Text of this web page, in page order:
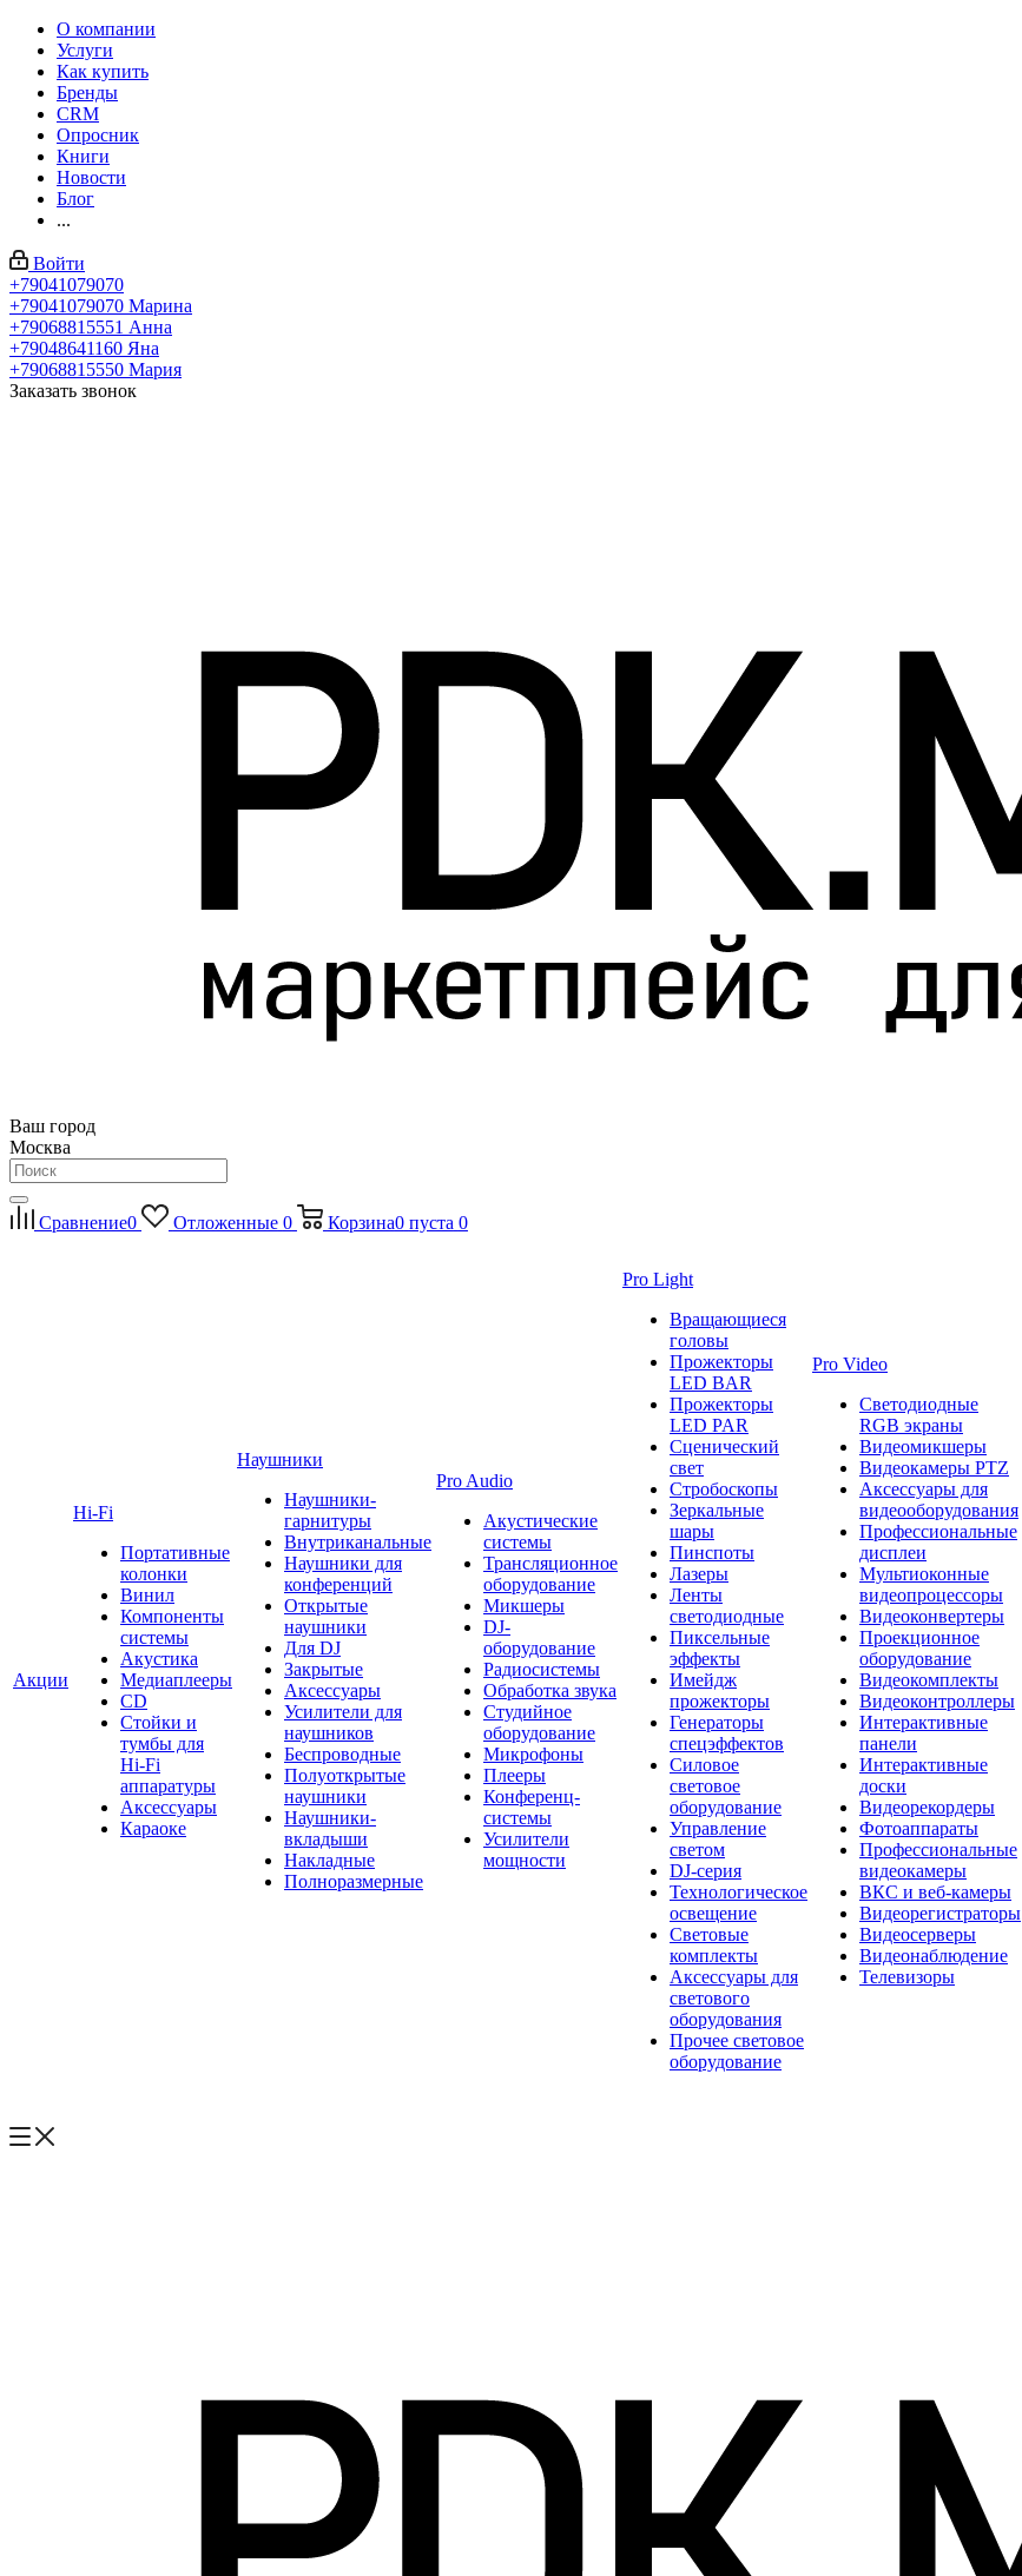
О компании
Услуги
Как купить
Бренды
CRM
Опросник
Книги
Новости
Блог
...
Войти
+79041079070
+79041079070 Марина
+79068815551 Анна
+79048641160 Яна
+79068815550 Мария
Заказать звонок
Ваш город
Москва
Сравнение0 Отложенные 0 Корзина0 пуста 0
Акции
Hi-Fi
Портативные
колонки
Винил
Компоненты
системы
Акустика
Медиаплееры
CD
Стойки и
тумбы для
Hi-Fi
аппаратуры
Аксессуары
Караоке
Наушники
Наушники-
гарнитуры
Внутриканальные
Наушники для
конференций
Открытые
наушники
Для DJ
Закрытые
Аксессуары
Усилители для
наушников
Беспроводные
Полуоткрытые
наушники
Наушники-
вкладыши
Накладные
Полноразмерные
Pro Audio
Акустические
системы
Трансляционное
оборудование
Микшеры
DJ-
оборудование
Радиосистемы
Обработка звука
Студийное
оборудование
Микрофоны
Плееры
Конференц-
системы
Усилители
мощности
Pro Light
Вращающиеся
головы
Прожекторы
LED BAR
Прожекторы
LED PAR
Сценический
свет
Стробоскопы
Зеркальные
шары
Пинспоты
Лазеры
Ленты
светодиодные
Пиксельные
эффекты
Имейдж
прожекторы
Генераторы
спецэффектов
Силовое
световое
оборудование
Управление
светом
DJ-серия
Технологическое
освещение
Световые
комплекты
Аксессуары для
светового
оборудования
Прочее световое
оборудование
Pro Video
Светодиодные
RGB экраны
Видеомикшеры
Видеокамеры PTZ
Аксессуары для
видеооборудования
Профессиональные
дисплеи
Мультиоконные
видеопроцессоры
Видеоконвертеры
Проекционное
оборудование
Видеокомплекты
Видеоконтроллеры
Интерактивные
панели
Интерактивные
доски
Видеорекордеры
Фотоаппараты
Профессиональные
видеокамеры
ВКС и веб-камеры
Видеорегистраторы
Видеосерверы
Видеонаблюдение
Телевизоры